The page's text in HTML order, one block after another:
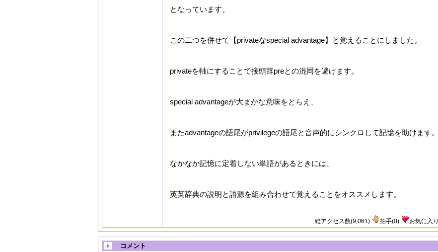
となっています。
この二つを併せて【privateなspecial advantage】と覚えることにしました。
privateを軸にすることで接頭辞preとの混同を避けます。
special advantageが大まかな意味をとらえ、
またadvantageの語尾がprivilegeの語尾と音声的にシンクロして記憶を助けます。
なかなか記憶に定着しない単語があるときには、
英英辞典の説明と語源を組み合わせて覚えることをオススメします。
総アクセス数(9,061) 拍手(0) お気に入り
コメント